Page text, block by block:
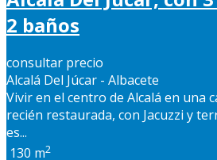
2 baños
consultar precio
Alcalá Del Júcar - Albacete
Vivir en el centro de Alcalá en una
recién restaurada, con Jacuzzi y
es...
130 m2